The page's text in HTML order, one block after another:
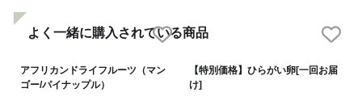
よく一緒に購入されている商品
アフリカンドライフルーツ（マン
ゴー/パイナップル）
【特別価格】ひらがい卵[一回お届
け]